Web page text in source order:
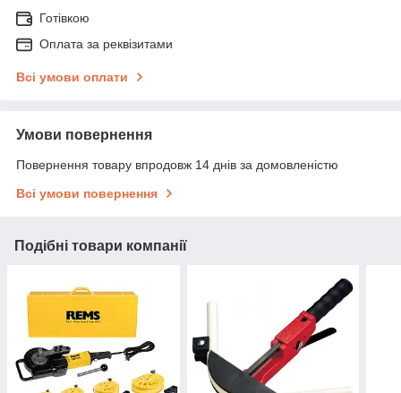
Готівкою
Оплата за реквізитами
Всі умови оплати
Умови повернення
Повернення товару впродовж 14 днів за домовленістю
Всі умови повернення
Подібні товари компанії